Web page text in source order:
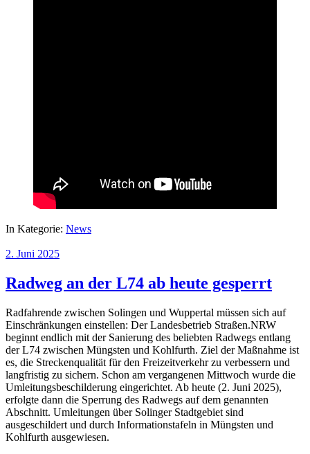
In Kategorie: News
2. Juni 2025
Radweg an der L74 ab heute gesperrt
Radfahrende zwischen Solingen und Wuppertal müssen sich auf
Einschränkungen einstellen: Der Landesbetrieb Straßen.NRW
beginnt endlich mit der Sanierung des beliebten Radwegs entlang
der L74 zwischen Müngsten und Kohlfurth. Ziel der Maßnahme ist
es, die Streckenqualität für den Freizeitverkehr zu verbessern und
langfristig zu sichern. Schon am vergangenen Mittwoch wurde die
Umleitungsbeschilderung eingerichtet. Ab heute (2. Juni 2025),
erfolgte dann die Sperrung des Radwegs auf dem genannten
Abschnitt. Umleitungen über Solinger Stadtgebiet sind
ausgeschildert und durch Informationstafeln in Müngsten und
Kohlfurth ausgewiesen.